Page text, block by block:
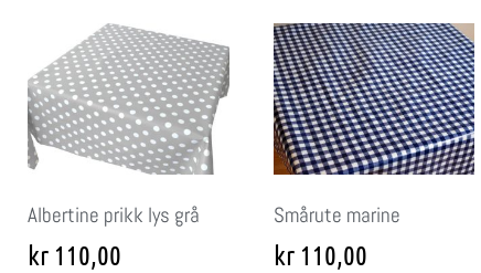
Albertine prikk lys grå
kr 110,00
Smårute marine
kr110,00